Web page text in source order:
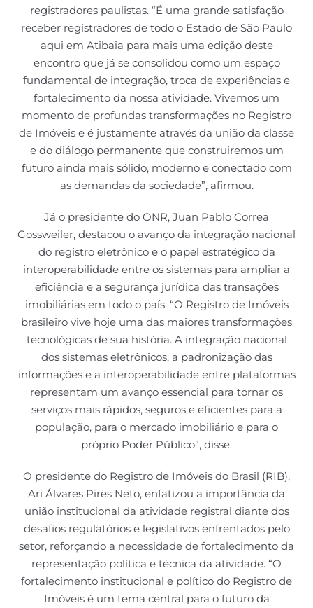
registradores paulistas. “É uma grande satisfação
receber registradores de todo o Estado de São Paulo
aqui em Atibaia para mais uma edição deste
encontro que já se consolidou como um espaço
fundamental de integração, troca de experiências e
fortalecimento da nossa atividade. Vivemos um
momento de profundas transformações no Registro
de Imóveis e é justamente através da união da classe
e do diálogo permanente que construiremos um
futuro ainda mais sólido, moderno e conectado com
as demandas da sociedade”, afirmou.
Já o presidente do ONR, Juan Pablo Correa
Gossweiler, destacou o avanço da integração nacional
do registro eletrônico e o papel estratégico da
interoperabilidade entre os sistemas para ampliar a
eficiência e a segurança jurídica das transações
imobiliárias em todo o país. “O Registro de Imóveis
brasileiro vive hoje uma das maiores transformações
tecnológicas de sua história. A integração nacional
dos sistemas eletrônicos, a padronização das
informações e a interoperabilidade entre plataformas
representam um avanço essencial para tornar os
serviços mais rápidos, seguros e eficientes para a
população, para o mercado imobiliário e para o
próprio Poder Público”, disse.
O presidente do Registro de Imóveis do Brasil (RIB),
Ari Álvares Pires Neto, enfatizou a importância da
união institucional da atividade registral diante dos
desafios regulatórios e legislativos enfrentados pelo
setor, reforçando a necessidade de fortalecimento da
representação política e técnica da atividade. “O
fortalecimento institucional e político do Registro de
Imóveis é um tema central para o futuro da